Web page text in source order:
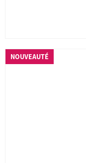
NOUVEAUTÉ